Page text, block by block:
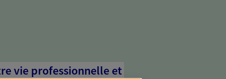
vie professionnelle et